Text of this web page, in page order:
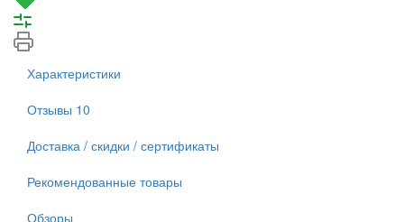
Характеристики
Отзывы 10
Доставка / скидки / сертификаты
Рекомендованные товары
Обзоры